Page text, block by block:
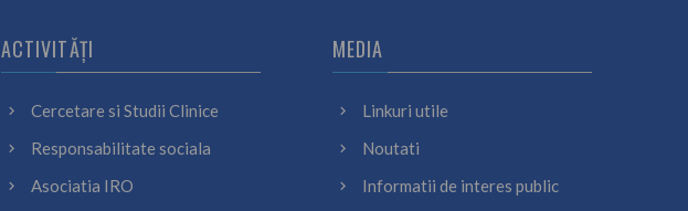
ACTIVITĂȚI
Cercetare si Studii Clinice
Responsabilitate sociala
Asociatia IRO
MEDIA
Linkuri utile
Noutati
Informatii de interes public